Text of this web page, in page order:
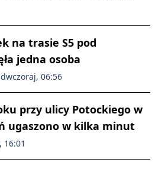
na trasie S5 pod
jedna osoba
06:56
przy ulicy Potockiego w
ugaszono w kilka minut